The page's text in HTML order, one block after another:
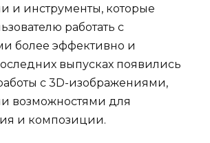
и инструменты, которые
работать с
более эффективно и
выпусках появились
с 3D-изображениями,
возможностями для
и композиции.